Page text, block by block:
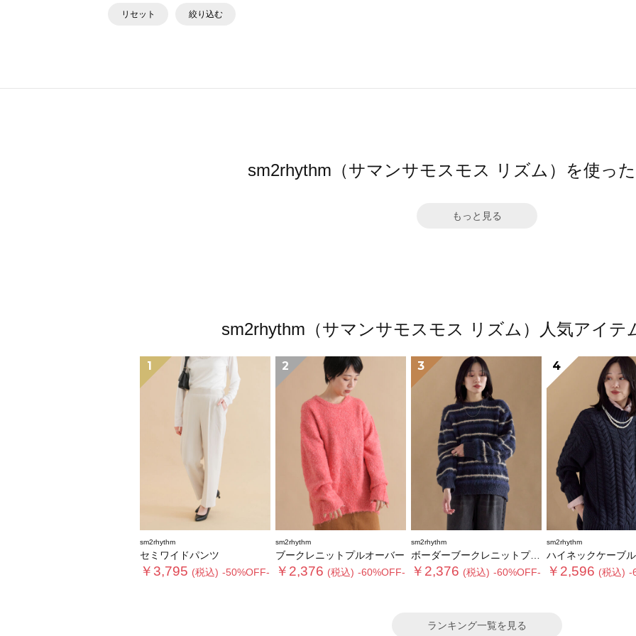
リセット 絞り込む
sm2rhythm（サマンサモスモス リズム）を使っ
もっと見る
sm2rhythm（サマンサモスモス リズム）人気アイテ
1
sm2rhythm
セミワイドパンツ
￥3,795 (税込) -50%OFF-
2
sm2rhythm
ブークレニットプルオーバー
￥2,376 (税込) -60%OFF-
3
sm2rhythm
ボーダーブークレニットプルオーバー
￥2,376 (税込) -60%OFF-
4
sm2rhythm
ハイネックケーブルニットプ
￥2,596 (税込) -
ランキング一覧を見る